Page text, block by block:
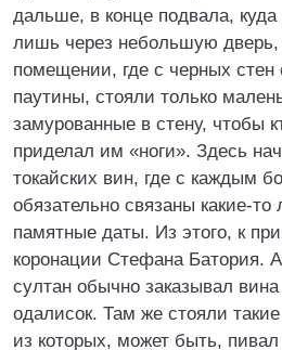
дальше, в конце подвала,
лишь через небольшую дверь,
помещении, где с черных стен
паутины, стояли только
замурованные в стену, чтобы
приделал им «ноги». Здесь
токайских вин, где с каждым
обязательно связаны какие-то
памятные даты. Из этого, к
коронации Стефана Батория. А
султан обычно заказывал
одалисок. Там же стояли
из которых, может быть,